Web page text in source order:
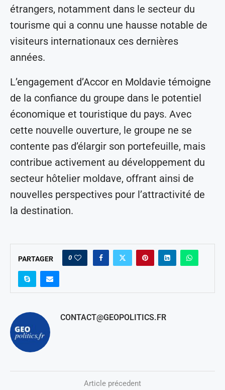
étrangers, notamment dans le secteur du
tourisme qui a connu une hausse notable de
visiteurs internationaux ces dernières
années.
L’engagement d’Accor en Moldavie témoigne
de la confiance du groupe dans le potentiel
économique et touristique du pays. Avec
cette nouvelle ouverture, le groupe ne se
contente pas d’élargir son portefeuille, mais
contribue activement au développement du
secteur hôtelier moldave, offrant ainsi de
nouvelles perspectives pour l’attractivité de
la destination.
PARTAGER 0
CONTACT@GEOPOLITICS.FR
Article précedent